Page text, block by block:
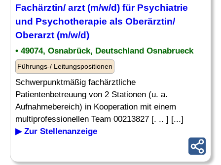
Fachärztin/ arzt (m/w/d) für Psychiatrie
und Psychotherapie als Oberärztin/
Oberarzt (m/w/d)
• 49074, Osnabrück, Deutschland Osnabrueck
Führungs-/ Leitungspositionen
Schwerpunktmäßig fachärztliche
Patientenbetreuung von 2 Stationen (u. a.
Aufnahmebereich) in Kooperation mit einem
multiprofessionellen Team 00213827 [. .. ] [...]
▶ Zur Stellenanzeige